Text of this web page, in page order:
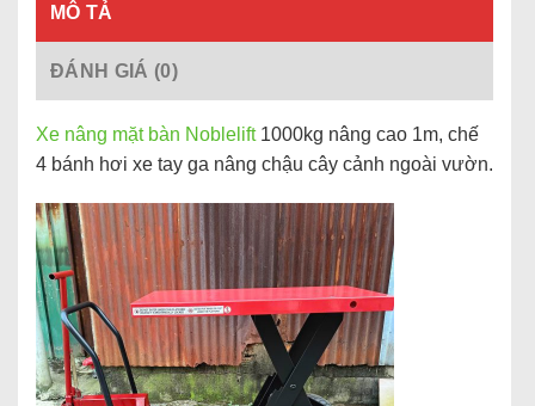
MÔ TẢ
ĐÁNH GIÁ (0)
Xe nâng mặt bàn Noblelift1000kg nâng cao 1m, chế
4 bánh hơi xe tay ga nâng chậu cây cảnh ngoài vườn.